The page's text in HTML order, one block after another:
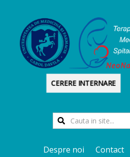
CERERE INTERNARE
Despre noi Contact